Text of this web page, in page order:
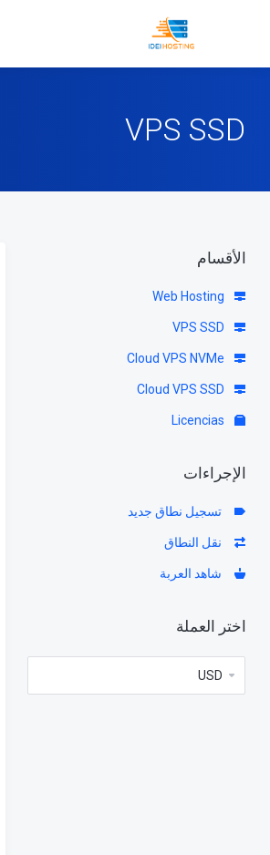
VPS SSD
الأقسام
الإجراءات
تسجيل نطاق جديد
نقل النطاق
شاهد العربة
اختر العملة